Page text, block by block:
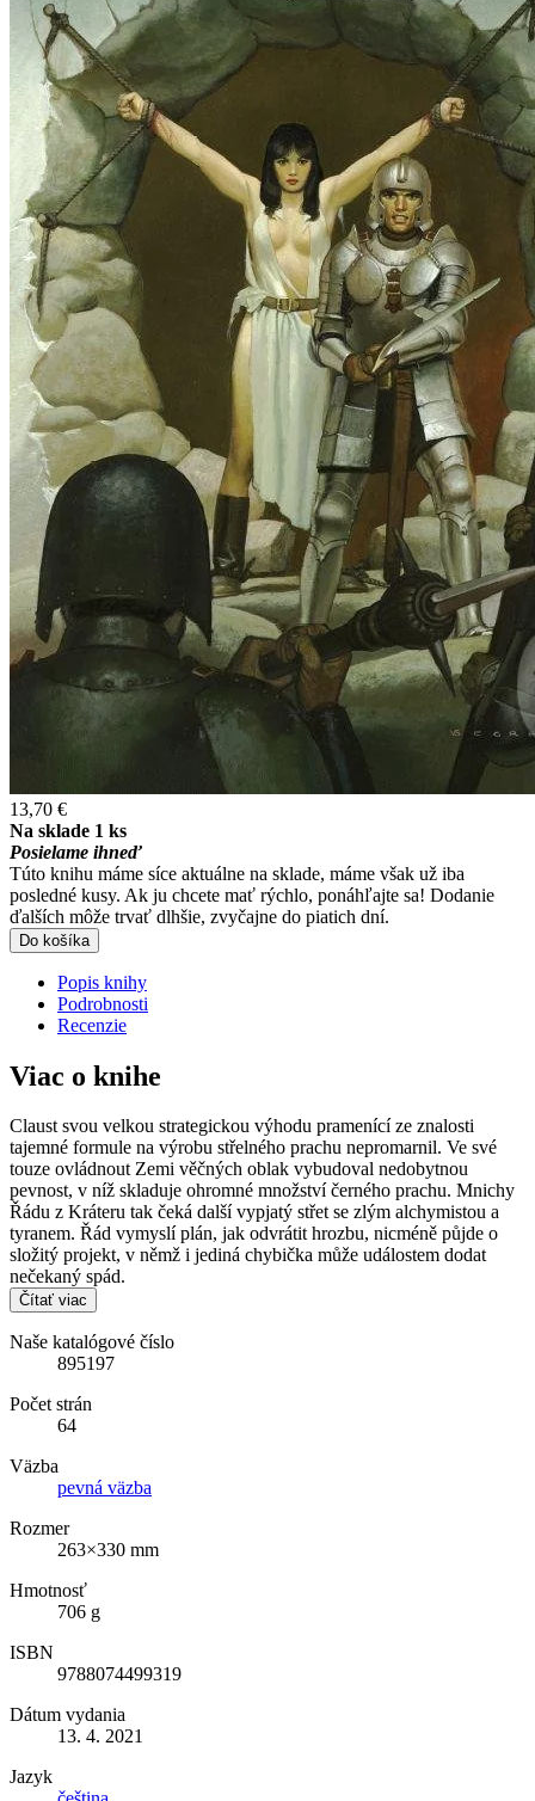
13,70 €
Na sklade 1 ks
Posielame ihneď
Túto knihu máme síce aktuálne na sklade, máme však už iba
posledné kusy. Ak ju chcete mať rýchlo, ponáhľajte sa! Dodanie
ďalších môže trvať dlhšie, zvyčajne do piatich dní.
Do košíka
Popis knihy
Podrobnosti
Recenzie
Viac o knihe
Claust svou velkou strategickou výhodu pramenící ze znalosti
tajemné formule na výrobu střelného prachu nepromarnil. Ve své
touze ovládnout Zemi věčných oblak vybudoval nedobytnou
pevnost, v níž skladuje ohromné množství černého prachu. Mnichy
Řádu z Kráteru tak čeká další vypjatý střet se zlým alchymistou a
tyranem. Řád vymyslí plán, jak odvrátit hrozbu, nicméně půjde o
složitý projekt, v němž i jediná chybička může událostem dodat
nečekaný spád.
Čítať viac
Naše katalógové číslo
895197
Počet strán
64
Väzba
pevná väzba
Rozmer
263×330 mm
Hmotnosť
706 g
ISBN
9788074499319
Dátum vydania
13. 4. 2021
Jazyk